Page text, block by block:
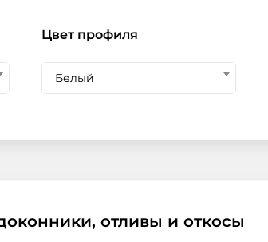
Цвет профиля
Белый
отливы и откосы